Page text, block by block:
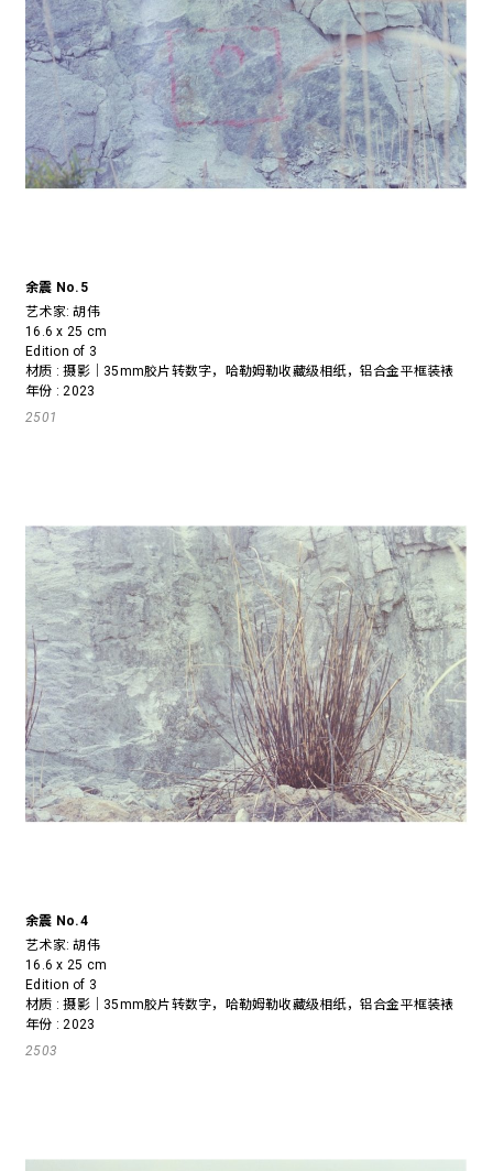
余震 No.5
艺术家:胡伟
16.6 x 25 cm
Edition of 3
材质 : 摄影｜35mm胶片转数字，哈勒姆勒收藏级相纸，铝合金平框装裱
年份 : 2023
2501
余震 No.4
艺术家:胡伟
16.6 x 25 cm
Edition of 3
材质 : 摄影｜35mm胶片转数字，哈勒姆勒收藏级相纸，铝合金平框装裱
年份 : 2023
2503